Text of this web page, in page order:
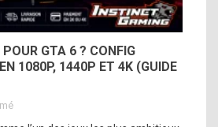
GTA 6 ? CONFIG
1080P, 1440P ET 4K (GUIDE